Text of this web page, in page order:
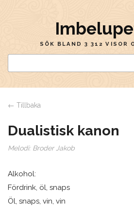
SÖK BLAND 3 312 VISOR
← Tillbaka
Dualistisk kanon
Melodi: Broder Jakob
Alkohol:
Fördrink, öl, snaps
Öl, snaps, vin, vin